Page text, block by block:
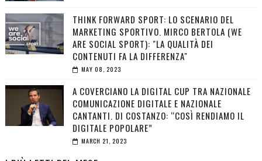
THINK FORWARD SPORT: LO SCENARIO DEL
MARKETING SPORTIVO. MIRCO BERTOLA (WE
ARE SOCIAL SPORT): "LA QUALITÀ DEI
CONTENUTI FA LA DIFFERENZA"
MAY 08, 2023
A COVERCIANO LA DIGITAL CUP TRA NAZIONALE
COMUNICAZIONE DIGITALE E NAZIONALE
CANTANTI. DI COSTANZO: “COSÌ RENDIAMO IL
DIGITALE POPOLARE”
MARCH 21, 2023